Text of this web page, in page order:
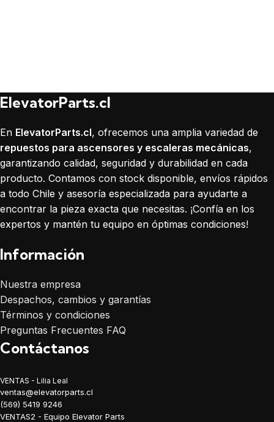
ElevatorParts.cl
En ElevatorParts.cl, ofrecemos una amplia variedad de
repuestos para ascensores y escaleras mecánicas,
garantizando calidad, seguridad y durabilidad en cada
producto. Contamos con stock disponible, envíos rápidos
a todo Chile y asesoría especializada para ayudarte a
encontrar la pieza exacta que necesitas. ¡Confía en los
expertos y mantén tu equipo en óptimas condiciones!
Información
Nuestra empresa
Despachos, cambios y garantías
Términos y condiciones
Preguntas Frecuentes FAQ
Contáctanos
VENTAS - Lilia Leal
ventas@elevatorparts.cl
(569) 5419 9246
VENTAS2 - Equipo Elevator Parts